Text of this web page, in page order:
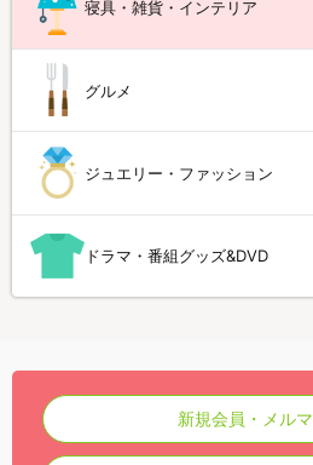
寝具・雑貨・インテリア
グルメ
ジュエリー・ファッション
ドラマ・番組グッズ&DVD
新規会員・メル